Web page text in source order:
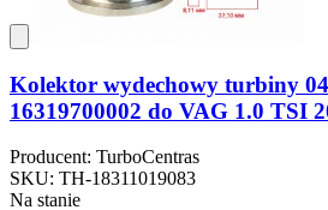
Kolektor wydechowy turbiny
16319700002 do VAG 1.0 TSI
Producent: TurboCentras
SKU: TH-18311019083
Na stanie